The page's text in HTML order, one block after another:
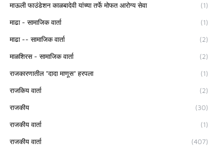
माऊली फाउंडेशन काळबादेवी यांच्या तर्फे मोफत आरोग्य सेवा (1)
माढा - सामाजिक वार्ता (1)
माढा -- सामाजिक वार्ता (2)
माळशिरस - सामाजिक वार्ता (2)
राजकारणातील "दादा माणूस" हरपला (1)
राजकिय वार्ता (2)
राजकीय (30)
राजकीय वार्ता (1)
राजकीय वार्ता (407)